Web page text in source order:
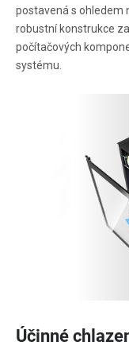
postavená s ohledem
robustní konstrukce
počítačových
systému.
Účinné